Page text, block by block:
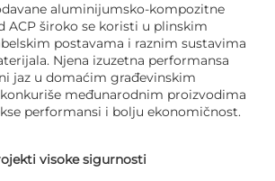
aluminijumsko-kompozitne
ACP široko se koristi u plinskim
postavama i raznim sustavima
Njena izuzetna performansa
jaz u domaćim građevinskim
međunarodnim proizvodima
performansi i bolju ekonomičnost.
visoke sigurnosti